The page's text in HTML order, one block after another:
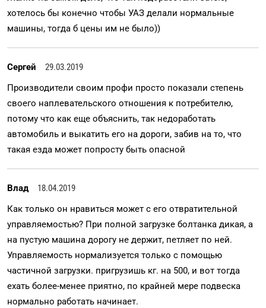
хотелось бы конечно чтобы УАЗ делали нормальные
машины, тогда б цены им не было))
Сергей
29.03.2019
Производители своим профи просто показали степень
своего наплевательского отношения к потребителю,
потому что как еще объяснить, так недоработать
автомобиль и выкатить его на дороги, забив на то, что
такая езда может попросту быть опасной
Влад
18.04.2019
Как только он нравиться может с его отвратительной
управляемостью? При полной загрузке болтанка дикая, а
на пустую машина дорогу не держит, петляет по ней.
Управляемость нормализуется только с помощью
частичной загрузки. пригрузишь кг. на 500, и вот тогда
ехать более-менее приятно, по крайней мере подвеска
нормально работать начинает.